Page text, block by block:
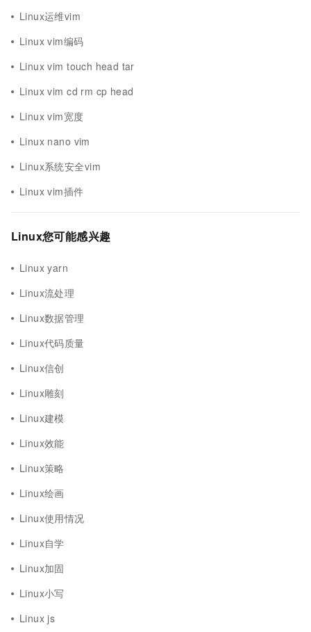
Linux运维vim
Linux vim编码
Linux vim touch head tar
Linux vim cd rm cp head
Linux vim宽度
Linux nano vim
Linux系统安全vim
Linux vim插件
Linux您可能感兴趣
Linux yarn
Linux流处理
Linux数据管理
Linux代码质量
Linux信创
Linux雕刻
Linux建模
Linux效能
Linux策略
Linux绘画
Linux使用情况
Linux自学
Linux加固
Linux小写
Linux js